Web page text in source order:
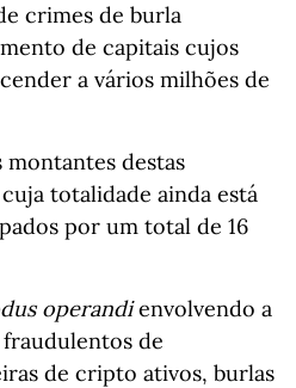
crimes de burla
de capitais cujos
a vários milhões de
montantes destas
totalidade ainda está
por um total de 16
operandienvolvendo a
de
de cripto ativos, burlas